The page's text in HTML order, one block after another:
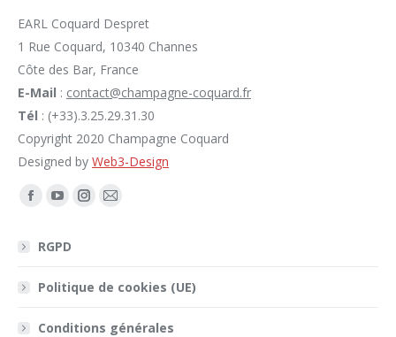
EARL Coquard Despret
1 Rue Coquard, 10340 Channes
Côte des Bar, France
E-Mail : contact@champagne-coquard.fr
Tél : (+33).3.25.29.31.30
Copyright 2020 Champagne Coquard
Designed by Web3-Design
Trouvez nous sur :
Facebook
opens
new
window
YouTube
opens
new
window
Instagram
new
window
E-
in
new
RGPD
Politique de cookies (UE)
Conditions générales